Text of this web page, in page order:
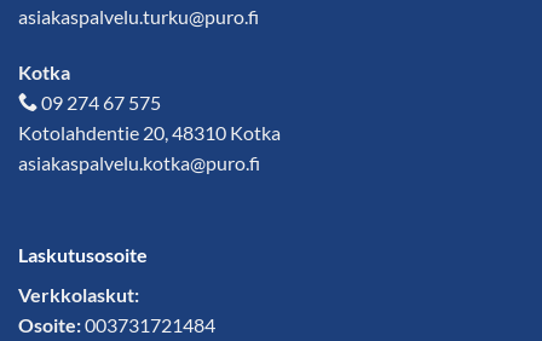
asiakaspalvelu.turku@puro.fi
Kotka
09 274 67 575
Kotolahdentie 20, 48310 Kotka
asiakaspalvelu.kotka@puro.fi
Laskutusosoite
Verkkolaskut:
Osoite:003731721484